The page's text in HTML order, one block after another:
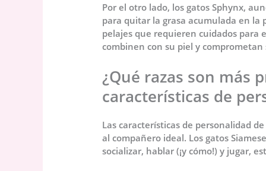
Por el otro lado, los gatos Sphynx,
para quitar la grasa acumulada en la
pelajes que requieren cuidados para
combinen con su piel y comprometan
¿Qué razas son más
características de
Las características de personalidad
al compañero ideal. Los gatos
socializar, hablar (¡y cómo!) y jugar,